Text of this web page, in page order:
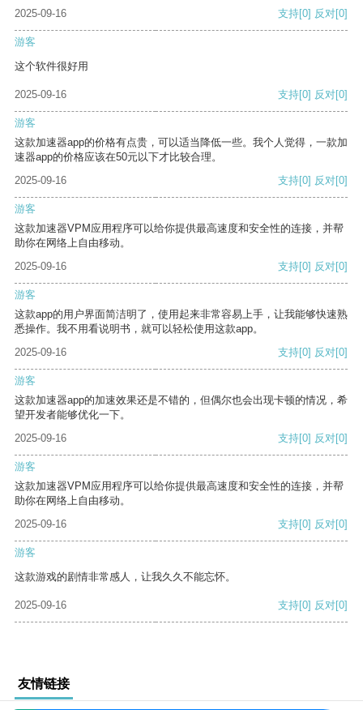
2025-09-16
支持[0] 反对[0]
游客
这个软件很好用
2025-09-16 支持[0] 反对[0]
游客
这款加速器app的价格有点贵，可以适当降低一些。我个人觉得，一款加
速器app的价格应该在50元以下才比较合理。
2025-09-16
支持[0] 反对[0]
游客
这款加速器VPM应用程序可以给你提供最高速度和安全性的连接，并帮
助你在网络上自由移动。
2025-09-16
支持[0] 反对[0]
游客
这款app的用户界面简洁明了，使用起来非常容易上手，让我能够快速熟
悉操作。我不用看说明书，就可以轻松使用这款app。
2025-09-16
支持[0] 反对[0]
游客
这款加速器app的加速效果还是不错的，但偶尔也会出现卡顿的情况，希
望开发者能够优化一下。
2025-09-16
支持[0] 反对[0]
游客
这款加速器VPM应用程序可以给你提供最高速度和安全性的连接，并帮
助你在网络上自由移动。
2025-09-16
支持[0] 反对[0]
游客
这款游戏的剧情非常感人，让我久久不能忘怀。
2025-09-16 支持[0] 反对[0]
友情链接